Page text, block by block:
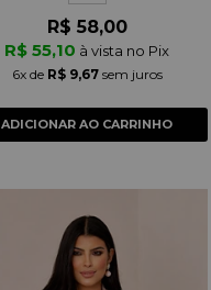
R$ 58,00
R$ 55,10 à vista no Pix
6xde R$ 9,67sem juros
ADICIONAR AO CARRINHO